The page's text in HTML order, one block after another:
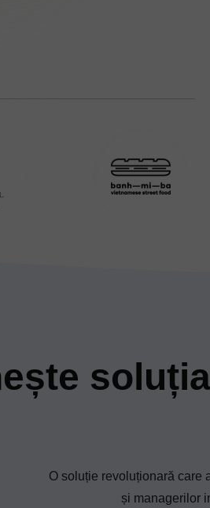
O soluție revoluționară care
și managerilor